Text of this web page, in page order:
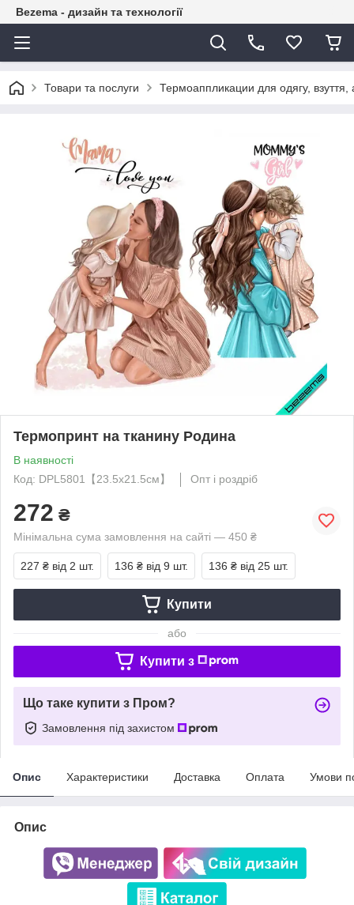
Bezema - дизайн та технології
Товари та послуги Термоаппликации для одягу, взуття,
Термопринт на тканину Родина
В наявності
Код: DPL5801【23.5x21.5см】
Опт і роздріб
272 ₴
Мінімальна сума замовлення на сайті — 450 ₴
227 ₴ від 2 шт. 136 ₴ від 9 шт. 136 ₴ від 25 шт.
Купити
або
Купити з
Що таке купити з Пром?
Замовлення під захистом
Опис Характеристики Доставка Оплата Умови
Опис